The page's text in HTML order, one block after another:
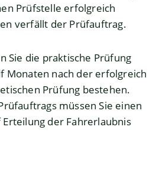
Prüfstelle erfolgreich
verfällt der Prüfauftrag.
Sie die praktische Prüfung
Monaten nach der erfolgreich
Prüfung bestehen.
müssen Sie einen
der Fahrerlaubnis